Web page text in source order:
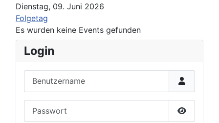
Dienstag, 09. Juni 2026
Folgetag
Es wurden keine Events gefunden
Login